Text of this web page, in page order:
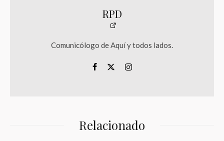
RPD
Comunicólogo de Aquí y todos lados.
Relacionado